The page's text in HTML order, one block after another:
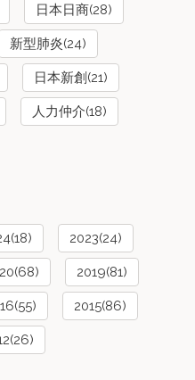
日本日商(28)
新型肺炎(24)
日本新創(21)
人力仲介(18)
2023(24)
2019(81)
2015(86)